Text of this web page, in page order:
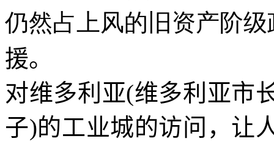
仍然占上风的旧资产阶
援。
对维多利亚(维多利亚市
子)的工业城的访问，让